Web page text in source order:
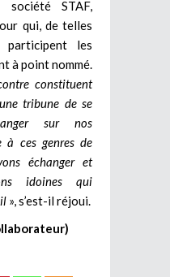
STAF,
qui, de telles
participent les
à point nommé.
constituent
tribune de se
sur nos
à ces genres de
échanger et
idoines qui
», s’est-il réjoui.